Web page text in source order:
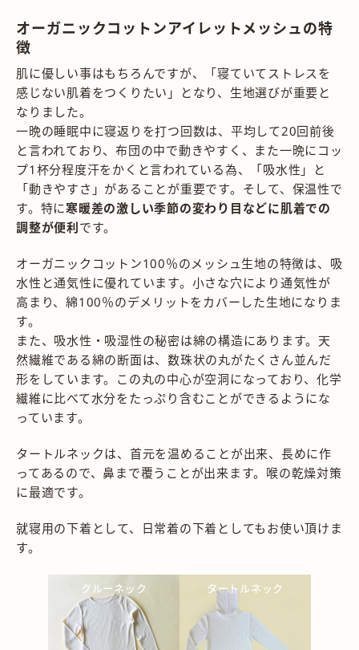
オーガニックコットンアイレットメッシュの特
徴
肌に優しい事はもちろんですが、「寝ていてストレスを
感じない肌着をつくりたい」となり、生地選びが重要と
なりました。
一晩の睡眠中に寝返りを打つ回数は、平均して20回前後
と言われており、布団の中で動きやすく、また一晩にコッ
プ1杯分程度汗をかくと言われている為、「吸水性」と
「動きやすさ」があることが重要です。そして、保温性で
す。特に寒暖差の激しい季節の変わり目などに肌着での
調整が便利です。
オーガニックコットン100％のメッシュ生地の特徴は、吸
水性と通気性に優れています。小さな穴により通気性が
高まり、綿100％のデメリットをカバーした生地になりま
す。
また、吸水性・吸湿性の秘密は綿の構造にあります。天
然繊維である綿の断面は、数珠状の丸がたくさん並んだ
形をしています。この丸の中心が空洞になっており、化学
繊維に比べて水分をたっぷり含むことができるようにな
っています。
タートルネックは、首元を温めることが出来、長めに作
ってあるので、鼻まで覆うことが出来ます。喉の乾燥対策
に最適です。
就寝用の下着として、日常着の下着としてもお使い頂けま
す。
クルーネック タートルネック